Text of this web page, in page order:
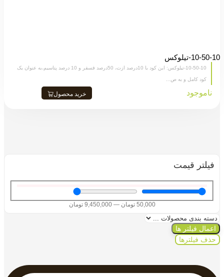
فیلتر قیمت
50,000 تومان —
9,450,000 تومان
اعمال فیلتر ها
حذف فیلترها
10-50-10-تیلوکس
10-50-10-تیلوکس: این کود با 10درصد ازت، 50درصد فسفر و 10 درصد پتاسیم،به عنوان یک
کود کامل و به ص...
ناموجود خرید محصول